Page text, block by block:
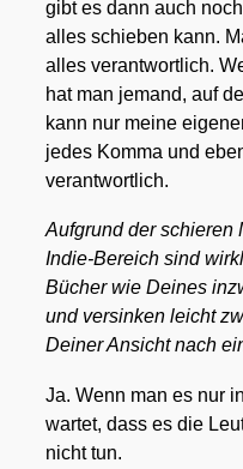
gibt es dann auch
alles schie­ben kann.
alles ver­ant­wort­lich.
hat man jemand, auf
kann nur mei­ne
jedes Kom­ma und
ver­ant­wort­lich.
Auf­grund der schie­ren
Indie-Bereich sind
Bücher wie Dei­nes
und ver­sin­ken leicht
Dei­ner Ansicht nach
Ja. Wenn man es nur
war­tet, dass es die
nicht tun.